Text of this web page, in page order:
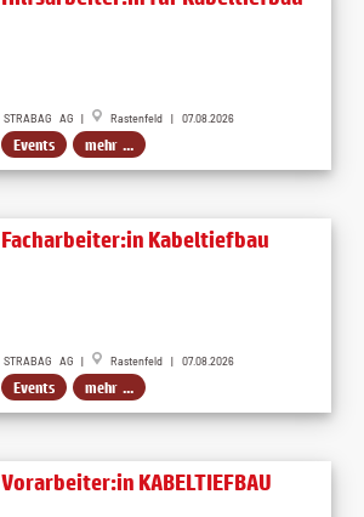
STRABAG AG | Rastenfeld | 07.08.2026
Events mehr ...
Facharbeiter:in Kabeltiefbau
STRABAG AG | Rastenfeld | 07.08.2026
Events mehr ...
Vorarbeiter:in KABELTIEFBAU